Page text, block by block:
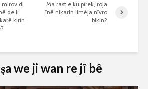
mirov di
de li
kirîn
Ma rast e ku pîrek, roja
înê nikarin limêja nîvro
bikin?
we ji wan re jî bê